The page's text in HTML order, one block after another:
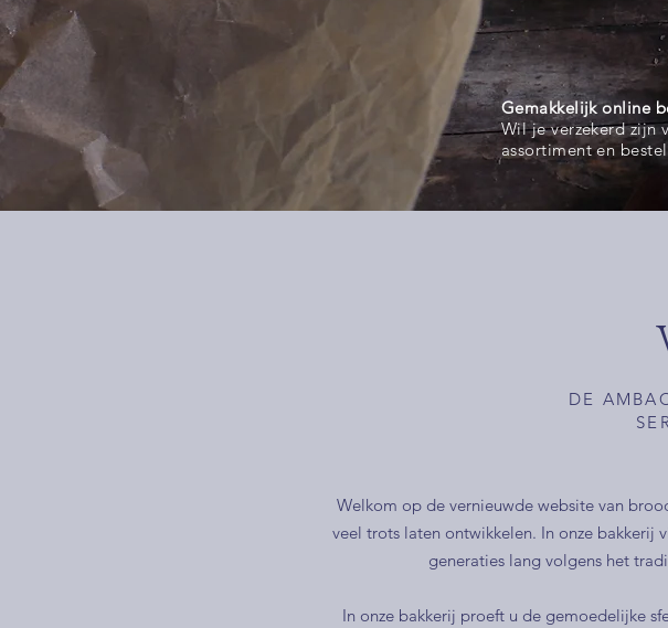
Gemakkelijkonline
Wil je verzekerd zijn
assortiment en
DE
Welkom op de vernieuwde website van
veel trots laten ontwikkelen. In onze
generaties lang volgens het
In onze bakkerij proeft u de gemoedelijke